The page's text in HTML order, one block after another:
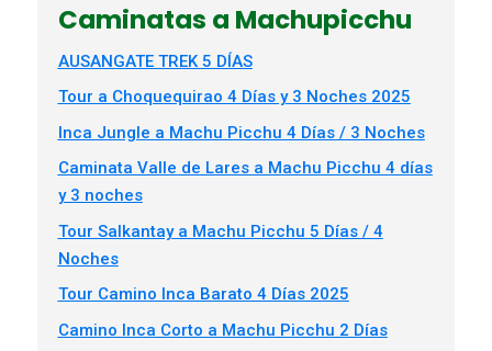
Caminatas a Machupicchu
AUSANGATE TREK 5 DÍAS
Tour a Choquequirao 4 Días y 3 Noches 2025
Inca Jungle a Machu Picchu 4 Días / 3 Noches
Caminata Valle de Lares a Machu Picchu 4 días
y 3 noches
Tour Salkantay a Machu Picchu 5 Días / 4
Noches
Tour Camino Inca Barato 4 Días 2025
Camino Inca Corto a Machu Picchu 2 Días